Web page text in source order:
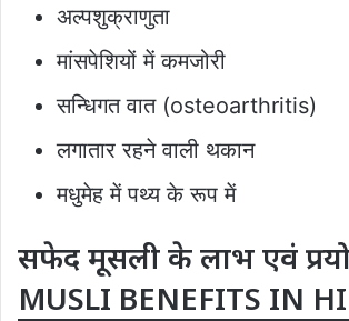
अल्पशुक्राणुता
मांसपेशियों में कमजोरी
सन्धिगत वात (osteoarthritis)
लगातार रहने वाली थकान
मधुमेह में पथ्य के रूप में
सफेद मूसली के लाभ एवं
MUSLI BENEFITS IN